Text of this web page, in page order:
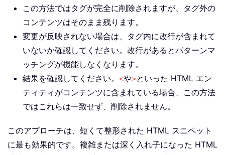
この方法ではタグが完全に削除されますが、タグ外の
コンテンツはそのまま残ります。
変更が反映されない場合は、タグ内に改行が含まれて
いないか確認してください。改行があるとパターンマ
ッチングが機能しなくなります。
結果を確認してください。 <や>といった HTML エン
ティティがコンテンツに含まれている場合、この方法
ではこれらは一致せず、削除されません。
このアプローチは、短くて整形された HTML スニペット
に最も効果的です。複雑または深く入れ子になった HTML